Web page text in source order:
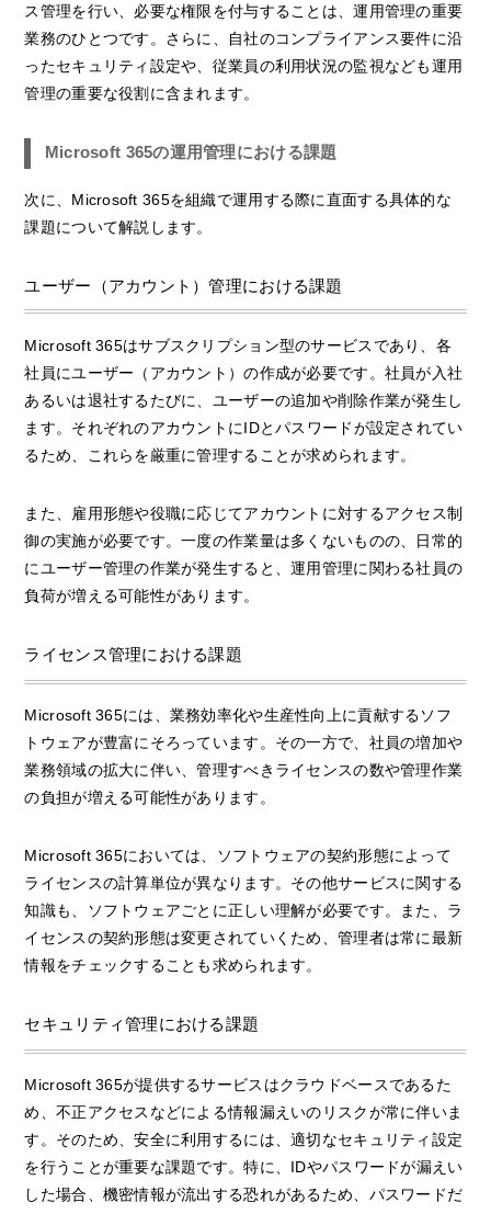
ス管理を行い、必要な権限を付与することは、運用管理の重要
業務のひとつです。さらに、自社のコンプライアンス要件に沿
ったセキュリティ設定や、従業員の利用状況の監視なども運用
管理の重要な役割に含まれます。
Microsoft 365の運用管理における課題
次に、Microsoft 365を組織で運用する際に直面する具体的な
課題について解説します。
ユーザー（アカウント）管理における課題
Microsoft 365はサブスクリプション型のサービスであり、各
社員にユーザー（アカウント）の作成が必要です。社員が入社
あるいは退社するたびに、ユーザーの追加や削除作業が発生し
ます。それぞれのアカウントにIDとパスワードが設定されてい
るため、これらを厳重に管理することが求められます。
また、雇用形態や役職に応じてアカウントに対するアクセス制
御の実施が必要です。一度の作業量は多くないものの、日常的
にユーザー管理の作業が発生すると、運用管理に関わる社員の
負荷が増える可能性があります。
ライセンス管理における課題
Microsoft 365には、業務効率化や生産性向上に貢献するソフ
トウェアが豊富にそろっています。その一方で、社員の増加や
業務領域の拡大に伴い、管理すべきライセンスの数や管理作業
の負担が増える可能性があります。
Microsoft 365においては、ソフトウェアの契約形態によって
ライセンスの計算単位が異なります。その他サービスに関する
知識も、ソフトウェアごとに正しい理解が必要です。また、ラ
イセンスの契約形態は変更されていくため、管理者は常に最新
情報をチェックすることも求められます。
セキュリティ管理における課題
Microsoft 365が提供するサービスはクラウドベースであるた
め、不正アクセスなどによる情報漏えいのリスクが常に伴いま
す。そのため、安全に利用するには、適切なセキュリティ設定
を行うことが重要な課題です。特に、IDやパスワードが漏えい
した場合、機密情報が流出する恐れがあるため、パスワードだ